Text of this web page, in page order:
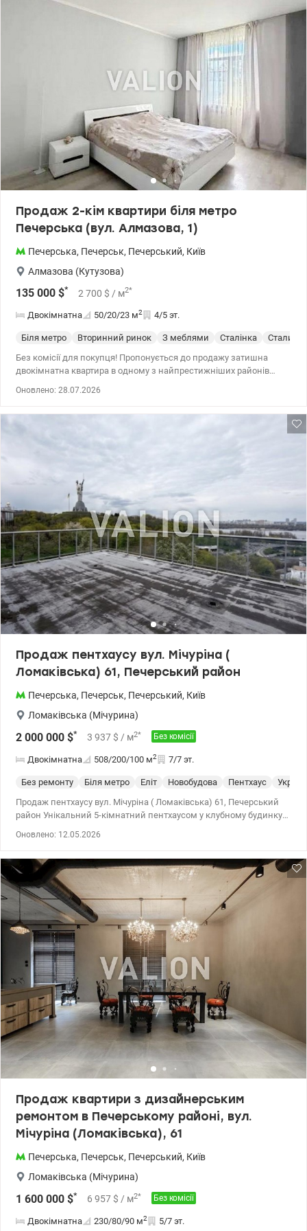
міста в обжитому комплексі. Ціна 145 000 у.о Печерський район.
вул. Коновальця 44-А. ЖК Панорама на Печерську Світална, тел.
Продаж 2-кім квартири біля метро
Печерська (вул. Алмазова, 1)
Печерська, Печерськ, Печерський, Київ
Алмазова (Кутузова)
135 000 $* 2 700 $ / м2*
Двокімнатна 50/20/23 м2 4/5 эт.
Біля метро Вторинний ринок З меблями Сталінка
Без комісії для покупця! Пропонується до продажу затишна
двокімнатна квартира в одному з найпрестижніших районів
евроремонтом, облаштована меблями і технікою, готова до
супермаркети, бізнес-центри, парки, а також школи та дитячі
яку точку. В пішій досяжності Печерська площа, супермаркети
(Сільпо, Велика Кишеня), Телефонуйте, перегляди у зручний для
вас час! Ціна 135000у.о.+% 0975004360 Ольга valion.ua/1152446
Оновлено: 28.07.2026
Продаж пентхаусу вул. Мічуріна (
Ломаківська) 61, Печерський район
Печерська, Печерськ, Печерський, Київ
Ломаківська (Мічурина)
2 000 000 $* 3 937 $ / м2* Без комісії
Двокімнатна 508/200/100 м2 7/7 эт.
Без ремонту Біля метро Еліт Новобудова Пентхаус
Продаж пентхаусу вул. Мічуріна ( Ломаківська) 61, Печерський
район Унікальний 5-кімнатний пентхаусом у клубному будинку з
Великі панорамні вікна та максимум природного світла 2 великі
паркомісця у підземному паркінгу входять у вартість Переваги
будинку: -чотири житлові поверхи -монолітна залізобетонна
конструкція -лише 7 квартир -віконні системи Reynaers
-вентильований фасад Fundermax -ліфт Schindler на 12 осіб
-автономна система опалення Viessmann -центр очищення та
підготовки води -власний дитячий майданчик -всесезонний
відкритий басейн із пляжною зоною -спортивний зал із
тренажерами Technogym -BBQ-зона на терасі -приміщення для
зберігання велосипедів -цілодобова охорона та
відеоспостереження Локація поєднує приватність, тишу та
близькість до центру Києва — лише 50 метрів до одного з
найбільших парків столиці. 2000000 у.е., без комісії Моб. (096) 59-
43-044 Віта, valion.ua/1150368
Оновлено: 12.05.2026
Продаж квартири з дизайнерським
ремонтом в Печерському районі, вул.
Мічуріна (Ломаківська), 61
Печерська, Печерськ, Печерський, Київ
Ломаківська (Мічурина)
1 600 000 $* 6 957 $ / м2* Без комісії
Двокімнатна 230/80/90 м2 5/7 эт.